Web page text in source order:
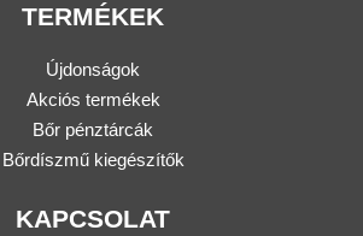
TERMÉKEK
Újdonságok
Akciós termékek
Bőr pénztárcák
Bőrdíszmű kiegészítők
KAPCSOLAT